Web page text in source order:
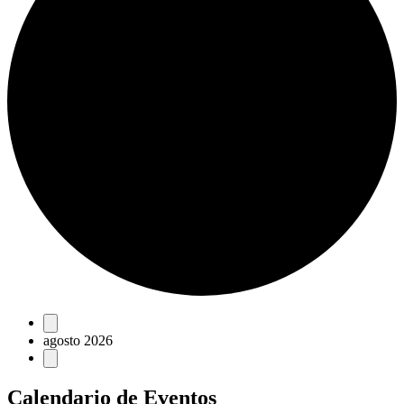
Eventos
agosto 2026
Calendario de Eventos